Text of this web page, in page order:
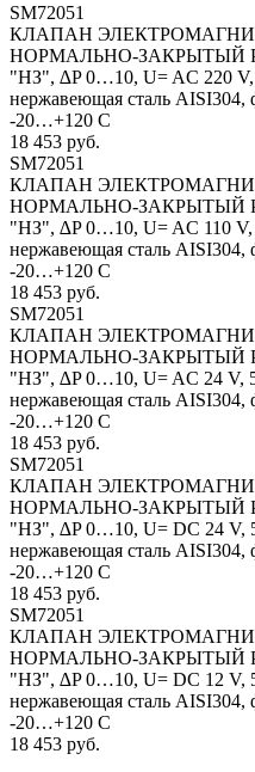
SM72051
КЛАПАН
НОРМАЛЬНО-ЗАКРЫТЫЙ PN
"НЗ", ∆P 0…10, U= AC 220 V,
нержавеющая сталь
-20…+120 C
18 453 руб.
SM72051
КЛАПАН
НОРМАЛЬНО-ЗАКРЫТЫЙ PN
"НЗ", ∆P 0…10, U= AC 110 V,
нержавеющая сталь
-20…+120 C
18 453 руб.
SM72051
КЛАПАН
НОРМАЛЬНО-ЗАКРЫТЫЙ PN
"НЗ", ∆P 0…10, U= AC 24 V,
нержавеющая сталь
-20…+120 C
18 453 руб.
SM72051
КЛАПАН
НОРМАЛЬНО-ЗАКРЫТЫЙ PN
"НЗ", ∆P 0…10, U= DC 24 V,
нержавеющая сталь
-20…+120 C
18 453 руб.
SM72051
КЛАПАН
НОРМАЛЬНО-ЗАКРЫТЫЙ PN
"НЗ", ∆P 0…10, U= DC 12 V,
нержавеющая сталь
-20…+120 C
18 453 руб.